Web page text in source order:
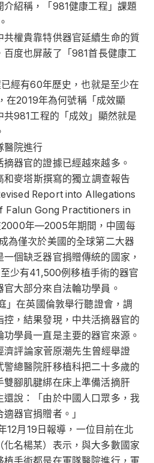
紹稱，「981健康工程」課題
權貴靠特供器官延續生命的質
度也屏蔽了「981首長健康工
經有60年歷史，也就是至少在
在2019年為何號稱「成效顯
981工程的「成效」顯然就是
醫院進行
器官的證據已經越來越多。
麥塔斯撰寫的獨立調查報告
Report into Allegations
Falun Gong Practitioners in
2000年—2005年期間，中國每
為僅次於美國的全球第二大器
個缺乏器官捐贈傳統的國家，
少有41,500例移植手術的器官
大部分來自法輪功學員。
」在英國倫敦舉行聽證會，調
，結果發現，中共活摘器官的
學員一直是主要的器官來源。
評論家菅原潮先生曾經舉證
總醫院肝移植科把二十多歲的
腳肌腱綁在床上準備活摘肝
還說：「由於中國人口眾多，我
器官捐贈者。」
12月19日報導，一位目前在北
名楊某）表示，與大多數國家